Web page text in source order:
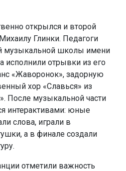
открылся и второй
Глинки. Педагоги
музыкальной школы имени
исполнили отрывки из его
«Жаворонок», задорную
хор «Славься» из
После музыкальной части
интерактивами: юные
слова, играли в
а в финале создали
отметили важность